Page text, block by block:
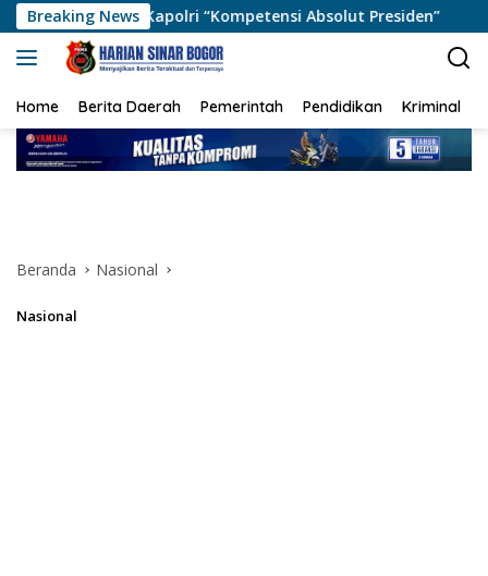
Langsung
ke
konten
Breaking News
“Kompetensi Absolut Presiden” Polda Metro
Home Berita Daerah Pemerintah Pendidikan Kriminal
Beranda Nasional
Nasional